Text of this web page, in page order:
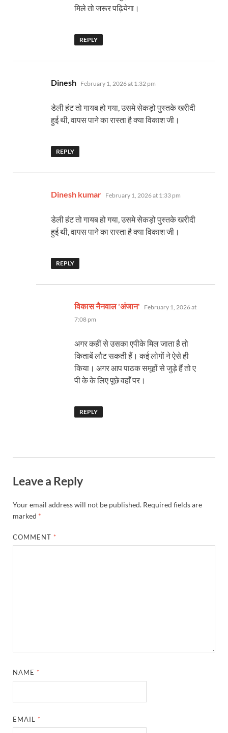
मिले तो जरूर पढ़ियेगा।
REPLY
Dinesh says:
February 1, 2026 at 1:32 pm
डेली हंट तो गायब हो गया, उसमे सेकड़ो पुस्तके खरीदी
हुई थी, वापस पाने का रास्ता है क्या विकाश जी।
REPLY
Dinesh kumar says:
February 1, 2026 at 1:33 pm
डेली हंट तो गायब हो गया, उसमे सेकड़ो पुस्तके खरीदी
हुई थी, वापस पाने का रास्ता है क्या विकाश जी।
REPLY
विकास नैनवाल 'अंजान' says:
February 1, 2026 at
7:08 pm
अगर कहीं से उसका एपीके मिल जाता है तो
किताबें लौट सकती हैं। कई लोगों ने ऐसे ही
किया। अगर आप पाठक समूहों से जुड़े हैं तो ए
पी के के लिए पूछे वहाँ पर।
REPLY
Leave a Reply
Your email address will not be published. Required fields are
marked *
COMMENT *
NAME *
EMAIL *